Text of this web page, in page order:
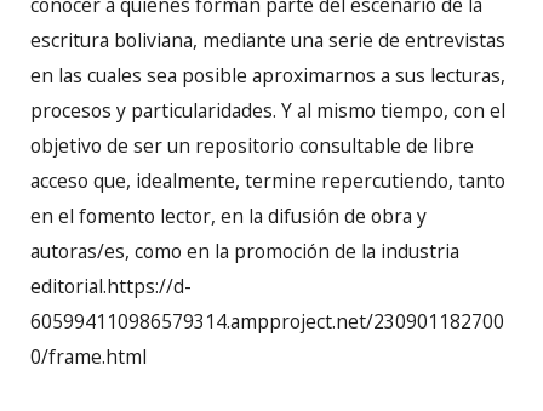
escritura boliviana, mediante una serie de entrevistas
en las cuales sea posible aproximarnos a sus lecturas,
procesos y particularidades. Y al mismo tiempo, con el
objetivo de ser un repositorio consultable de libre
acceso que, idealmente, termine repercutiendo, tanto
en el fomento lector, en la difusión de obra y
autoras/es, como en la promoción de la industria
editorial.https://d-
605994110986579314.ampproject.net/230901182700
0/frame.html